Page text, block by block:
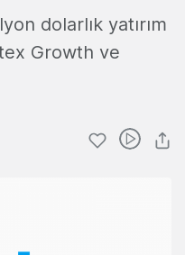
dolarlık yatırım
Growth ve